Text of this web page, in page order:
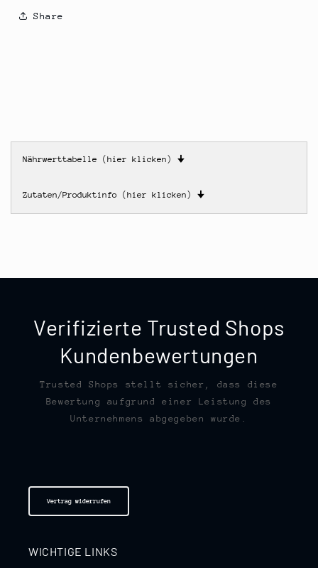
Share
Nährwerttabelle (hier klicken) 🠋
Zutaten/Produktinfo (hier klicken) 🠋
Verifizierte Trusted Shops
Kundenbewertungen
Trusted Shops stellt sicher, dass diese
Bewertung aufgrund einer Leistung des
Unternehmens abgegeben wurde.
Vertrag widerrufen
WICHTIGE LINKS